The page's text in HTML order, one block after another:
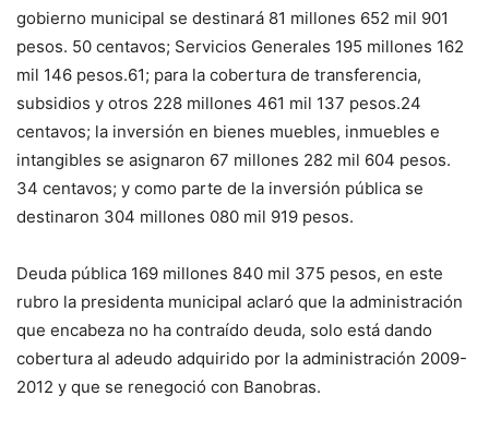
gobierno municipal se destinará 81 millones 652 mil 901
pesos. 50 centavos; Servicios Generales 195 millones 162
mil 146 pesos.61; para la cobertura de transferencia,
subsidios y otros 228 millones 461 mil 137 pesos.24
centavos; la inversión en bienes muebles, inmuebles e
intangibles se asignaron 67 millones 282 mil 604 pesos.
34 centavos; y como parte de la inversión pública se
destinaron 304 millones 080 mil 919 pesos.
Deuda pública 169 millones 840 mil 375 pesos, en este
rubro la presidenta municipal aclaró que la administración
que encabeza no ha contraído deuda, solo está dando
cobertura al adeudo adquirido por la administración 2009-
2012 y que se renegoció con Banobras.